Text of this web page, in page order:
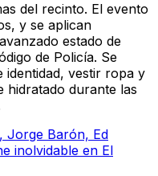
del recinto. El evento
y se aplican
estado de
de Policía. Se
identidad, vestir ropa y
hidratado durante las
Jorge Barón, Ed
inolvidable en El